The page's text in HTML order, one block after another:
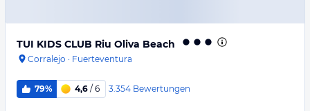
TUI KIDS CLUB Riu Oliva Beach
Corralejo · Fuerteventura
79% 4,6 / 6 3.354 Bewertungen